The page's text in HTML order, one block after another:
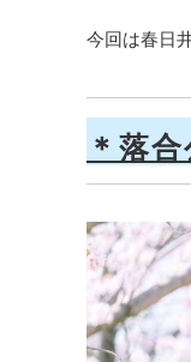
今回は春日
＊落